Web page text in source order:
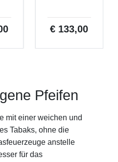
€ 133,00
Pfeifen
mit einer weichen und
Tabaks, ohne die
anstelle
für das